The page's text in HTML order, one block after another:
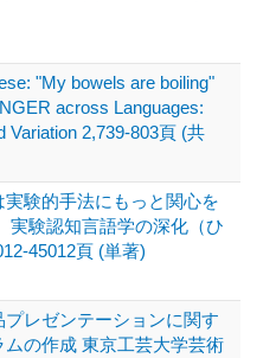
"My bowels are boiling"
across Languages:
Variation 2,739-803頁 (共
験的手法にもっと関心を
実験認知言語学の深化（ひ
45012頁 (単著)
レゼンテーションに関す
ムの作成 東京工芸大学芸術